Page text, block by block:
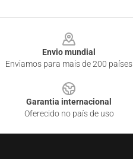
Envio mundial
Enviamos para mais de 200 países
Garantia internacional
Oferecido no país de uso